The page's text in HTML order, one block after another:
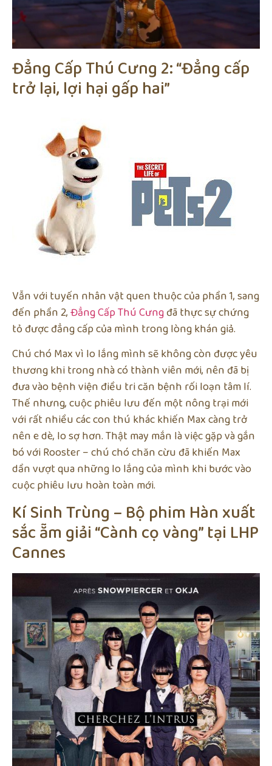
Đẳng Cấp Thú Cưng 2: “Đẳng cấp
trở lại, lợi hại gấp hai”
Vẫn với tuyến nhân vật quen thuộc của phần 1, sang
đến phần 2,Đẳng Cấp Thú Cưngđã thực sự chứng
tỏ được đẳng cấp của mình trong lòng khán giả.
Chú chó Max vì lo lắng mình sẽ không còn được yêu
thương khi trong nhà có thành viên mới, nên đã bị
đưa vào bệnh viện điều tri căn bệnh rối loạn tâm lí.
Thế nhưng, cuộc phiêu lưu đến một nông trại mới
với rất nhiều các con thú khác khiến Max càng trở
nên e dè, lo sợ hơn. Thật may mắn là việc gặp và gắn
bó với Rooster – chú chó chăn cừu đã khiến Max
dần vượt qua những lo lắng của mình khi bước vào
cuộc phiêu lưu hoàn toàn mới.
Kí Sinh Trùng – Bộ phim Hàn xuất
sắc ẵm giải “Cành cọ vàng” tại LHP
Cannes